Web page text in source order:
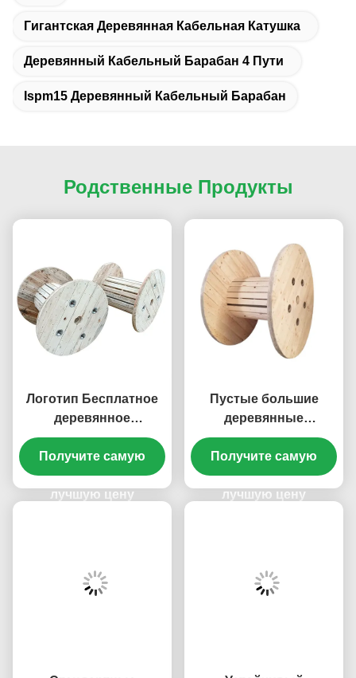
Гигантская Деревянная Кабельная Катушка
Деревянный Кабельный Барабан 4 Пути
Ispm15 Деревянный Кабельный Барабан
Родственные Продукты
Логотип Бесплатное
деревянное
кабельное барабано
Сосновое дерево
Электрическая
катушка OEM услуги
Получите самую
лучшую цену
Пустые большие
деревянные
кабельные катушки
кабельные катушки
деревянные
проволочные
Получите самую
лучшую цену